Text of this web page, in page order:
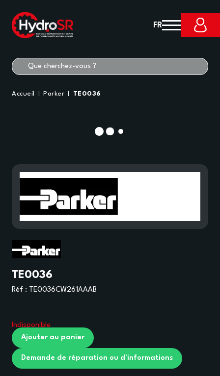
FR
Accueil Parker TE0036
TE0036
Réf : TE0036CW261AAAB
Indisponible
Ajouter au panier
Demande de réparation ou d'informations